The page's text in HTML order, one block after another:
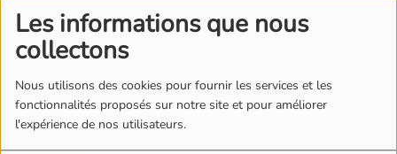
Les informations que nous
collectons
Nous utilisons des cookies pour fournir les services et les
fonctionnalités proposés sur notre site et pour améliorer
l'expérience de nos utilisateurs.